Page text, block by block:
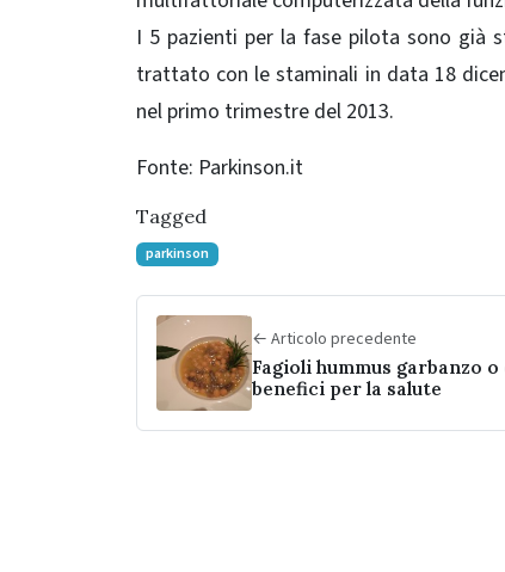
I 5 pazienti per la fase pilota sono
trattato con le staminali in data 18
nel primo trimestre del 2013.
Fonte: Parkinson.it
Tagged
parkinson
← Articolo precedente
Fagioli hummus garbanzo
benefici per la salute